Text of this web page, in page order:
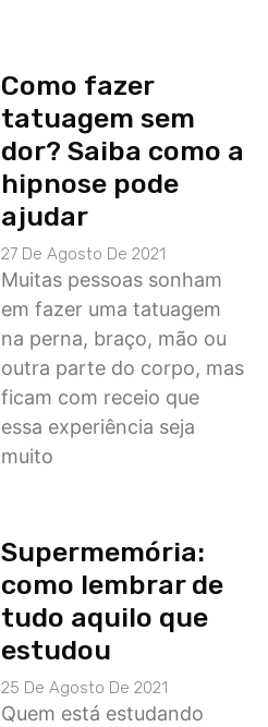
Como fazer
tatuagem sem
dor? Saiba como a
hipnose pode
ajudar
27 De Agosto De 2021
Muitas pessoas sonham
em fazer uma tatuagem
na perna, braço, mão ou
outra parte do corpo, mas
ficam com receio que
essa experiência seja
muito
Supermemória:
como lembrar de
tudo aquilo que
estudou
25 De Agosto De 2021
Quem está estudando